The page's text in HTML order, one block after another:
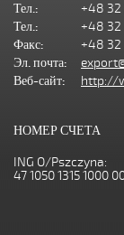
Тел.:
+48 32
Тел.:
+48 32
Факс:
+48 32
Эл. почта:
Веб-сайт:
http://
НОМЕР СЧЕТА
ING O/Pszczyna:
47 1050 1315 1000